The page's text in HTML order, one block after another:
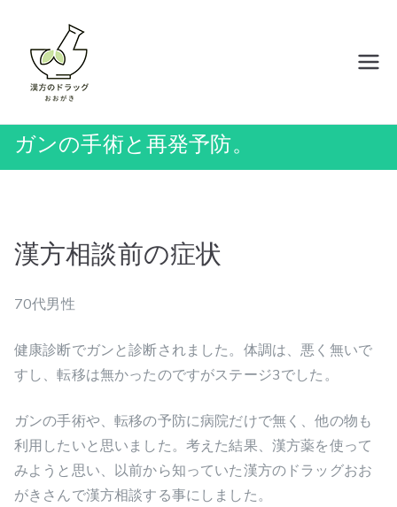
ガンの手術と再発予防。
漢方相談前の症状
70代男性
健康診断でガンと診断されました。体調は、悪く無いで
すし、転移は無かったのですがステージ3でした。
ガンの手術や、転移の予防に病院だけで無く、他の物も
利用したいと思いました。考えた結果、漢方薬を使って
みようと思い、以前から知っていた漢方のドラッグおお
がきさんで漢方相談する事にしました。